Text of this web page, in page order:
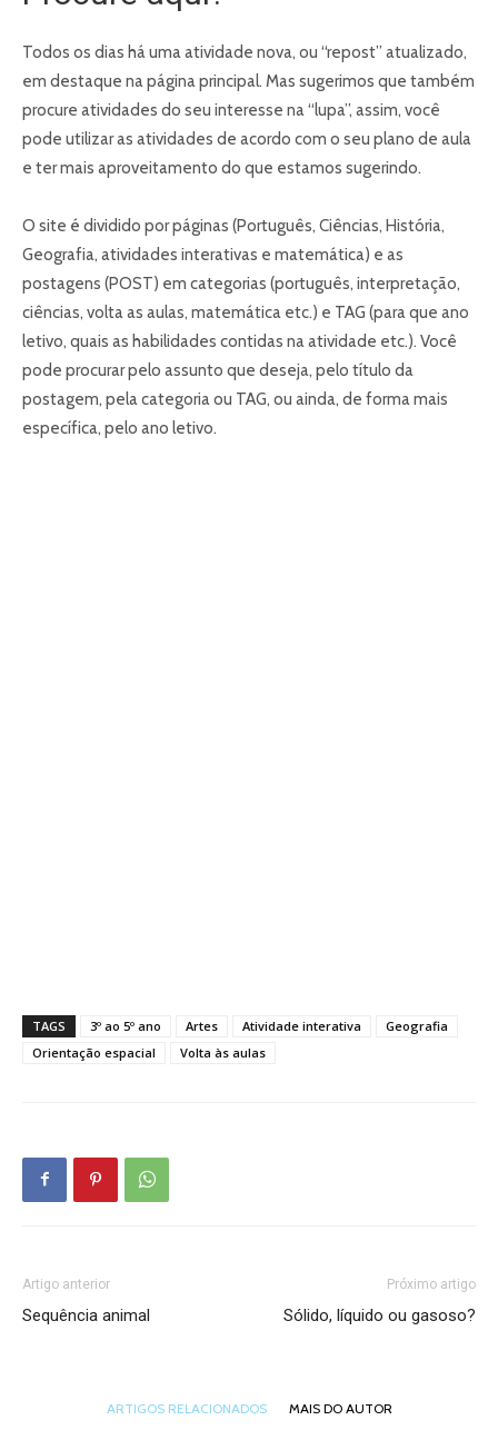
Todos os dias há uma atividade nova, ou “repost” atualizado,
em destaque na página principal. Mas sugerimos que também
procure atividades do seu interesse na “lupa”, assim, você
pode utilizar as atividades de acordo com o seu plano de aula
e ter mais aproveitamento do que estamos sugerindo.
O site é dividido por páginas (Português, Ciências, História,
Geografia, atividades interativas e matemática) e as
postagens (POST) em categorias (português, interpretação,
ciências, volta as aulas, matemática etc.) e TAG (para que ano
letivo, quais as habilidades contidas na atividade etc.). Você
pode procurar pelo assunto que deseja, pelo título da
postagem, pela categoria ou TAG, ou ainda, de forma mais
específica, pelo ano letivo.
TAGS 3º ao 5º ano Artes Atividade interativa
Geografia
Orientação espacial
Volta às aulas
Artigo anterior
Sequência animal
Próximo artigo
Sólido, líquido ou gasoso?
ARTIGOS RELACIONADOS MAIS DO AUTOR